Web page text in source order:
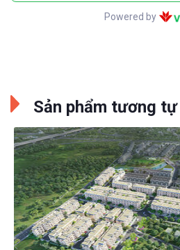
Powered by
Sản phẩm tương tự